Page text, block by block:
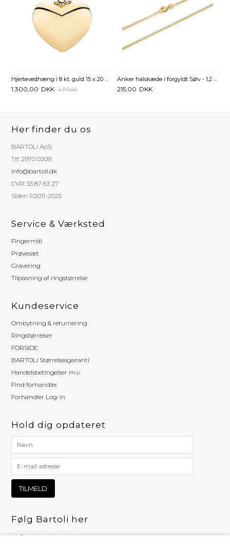
Hjertevedhæng i 8 kt. guld 15 x 20 mm – Tidløst og elegant
1.300,00 DKK 2.175,00
Anker halskæde i forgyldt Sølv - 1,2 mm fra 36 cm
215,00 DKK
Her finder du os
BARTOLI ApS
Tlf: 2970 0209
info@bartoli.dk
CVR: 33 87 63 27
Siden ©2011-2025
Service & Værksted
Fingermål
Prøvesæt
Gravering
Tilpasning af ringstørrelse
Kundeservice
Ombytning & returnering
Ringstørrelser
FORSIDE
BARTOLI Størrelsesgaranti
Handelsbetingelser m.v.
Find forhandler
Forhandler Log-in
Hold dig opdateret
Følg Bartoli her